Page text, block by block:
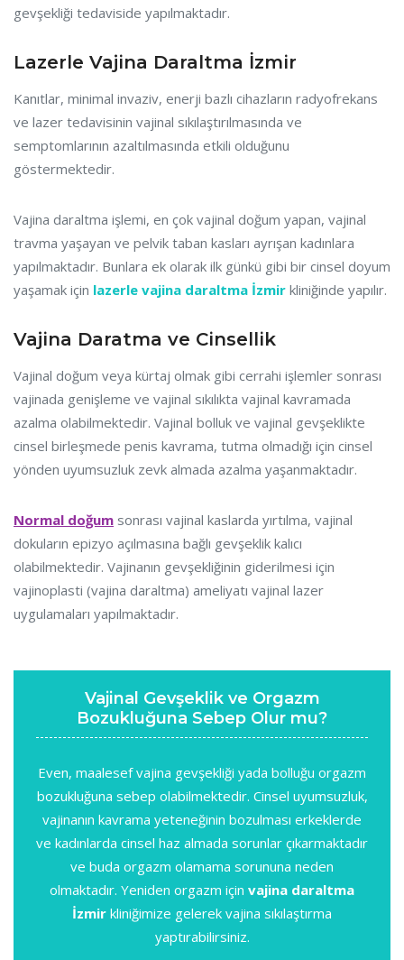
gevşekliği tedaviside yapılmaktadır.
Lazerle Vajina Daraltma İzmir
Kanıtlar, minimal invaziv, enerji bazlı cihazların radyofrekans
ve lazer tedavisinin vajinal sıkılaştırılmasında ve
semptomlarının azaltılmasında etkili olduğunu
göstermektedir.
Vajina daraltma işlemi, en çok vajinal doğum yapan, vajinal
travma yaşayan ve pelvik taban kasları ayrışan kadınlara
yapılmaktadır. Bunlara ek olarak ilk günkü gibi bir cinsel doyum
yaşamak için lazerle vajina daraltma İzmir kliniğinde yapılır.
Vajina Daratma ve Cinsellik
Vajinal doğum veya kürtaj olmak gibi cerrahi işlemler sonrası
vajinada genişleme ve vajinal sıkılıkta vajinal kavramada
azalma olabilmektedir. Vajinal bolluk ve vajinal gevşeklikte
cinsel birleşmede penis kavrama, tutma olmadığı için cinsel
yönden uyumsuzluk zevk almada azalma yaşanmaktadır.
Normal doğum sonrası vajinal kaslarda yırtılma, vajinal
dokuların epizyo açılmasına bağlı gevşeklik kalıcı
olabilmektedir. Vajinanın gevşekliğinin giderilmesi için
vajinoplasti (vajina daraltma) ameliyatı vajinal lazer
uygulamaları yapılmaktadır.
Vajinal Gevşeklik ve Orgazm
Bozukluğuna Sebep Olur mu?
Even, maalesef vajina gevşekliği yada bolluğu orgazm
bozukluğuna sebep olabilmektedir. Cinsel uyumsuzluk,
vajinanın kavrama yeteneğinin bozulması erkeklerde
ve kadınlarda cinsel haz almada sorunlar çıkarmaktadır
ve buda orgazm olamama sorununa neden
olmaktadır. Yeniden orgazm için vajina daraltma
İzmir kliniğimize gelerek vajina sıkılaştırma
yaptırabilirsiniz.